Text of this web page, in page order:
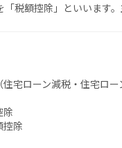
税額控除」といいます
宅ローン減税・住宅ロー
除
控除